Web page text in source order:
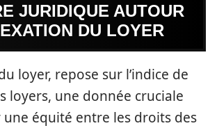
JURIDIQUE AUTOUR
DU LOYER
loyer, repose sur l’indice de
loyers, une donnée cruciale
équité entre les droits des